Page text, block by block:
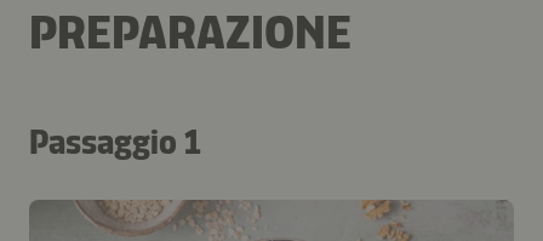
PREPARAZIONE
Passaggio 1